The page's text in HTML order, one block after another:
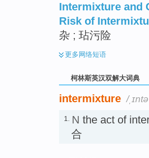
Intermixture and
Risk of
杂 ; 玷污险
更多网络短语
柯林斯英汉双解大词典
intermixture /
1. N the act of
合